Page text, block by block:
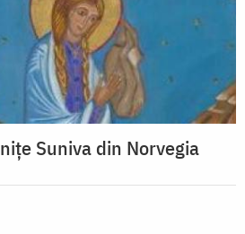
Suniva din Norvegia